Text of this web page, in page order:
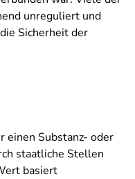
unreguliert und
Sicherheit der
einen Substanz- oder
staatliche Stellen
basiert